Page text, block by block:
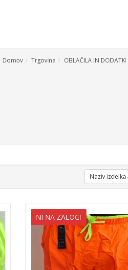
Domov Trgovina OBLAČILA IN DODATKI
Naziv izdelka
NI NA ZALOGI